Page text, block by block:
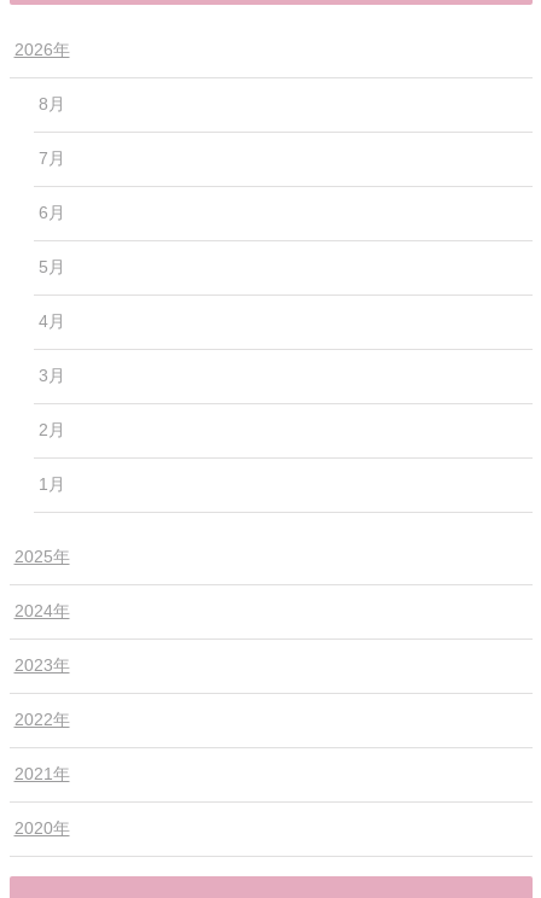
2026年
8月
7月
6月
5月
4月
3月
2月
1月
2025年
2024年
2023年
2022年
2021年
2020年